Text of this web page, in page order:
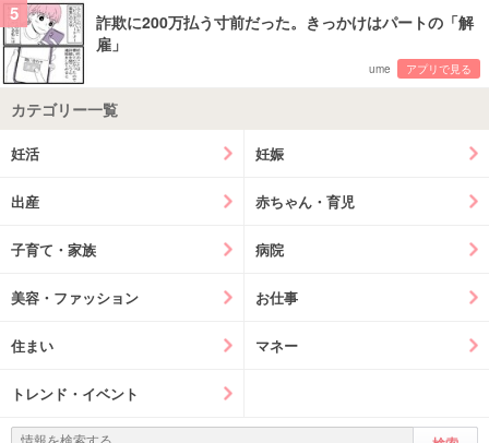
5
詐欺に200万払う寸前だった。きっかけはパートの「解
雇」
ume アプリで見る
カテゴリー一覧
妊活 妊娠
出産 赤ちゃん・育児
子育て・家族 病院
美容・ファッション お仕事
住まい マネー
トレンド・イベント